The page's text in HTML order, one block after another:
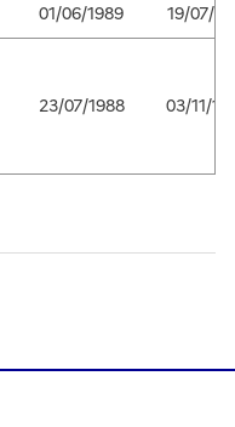
01/06/1989 19/07/
23/07/1988 03/11/